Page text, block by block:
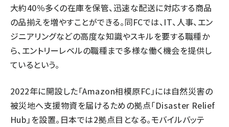
大約40％多くの在庫を保管、迅速な配送に対応する商品
の品揃えを増やすことができる。同FCでは、IT、人事、エン
ジニアリングなどの高度な知識やスキルを要する職種か
ら、エントリーレベルの職種まで多様な働く機会を提供し
ているという。
2022年に開設した「Amazon相模原FC」には自然災害の
被災地へ支援物資を届けるための拠点「Disaster Relief
Hub」を設置。日本では2拠点目となる。モバイルバッテ